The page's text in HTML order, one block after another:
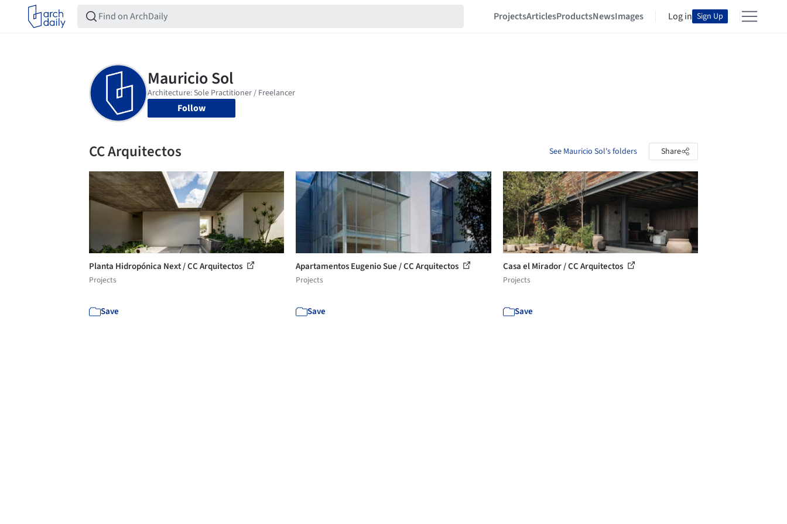
ProjectsArticlesProductsNewsImages Log in Sign Up
Follow
CC Arquitectos See Mauricio Sol's folders Share
Planta Hidropónica Next / CC Arquitectos
Projects
Save
Apartamentos Eugenio Sue / CC Arquitectos
Projects
Save
Casa el Mirador / CC Arquitectos
Projects
Save